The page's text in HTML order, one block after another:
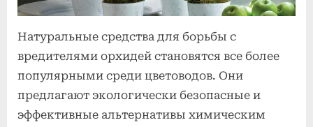
Натуральные средства для борьбы с
вредителями орхидей становятся все более
популярными среди цветоводов. Они
предлагают экологически безопасные и
эффективные альтернативы химическим